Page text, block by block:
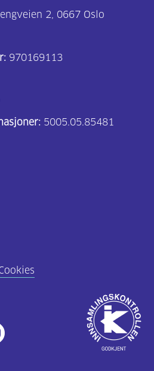
2, 0667 Oslo
970169113
5005.05.85481
Godkjent
av